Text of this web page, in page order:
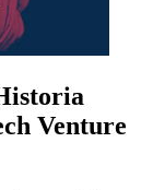
Venture